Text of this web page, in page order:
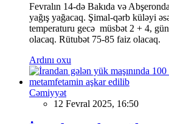
Fevralın 14-də Bakıda və
yağış yağacaq. Şimal-qərb küləyi
temperaturu gecə müsbət 2 + 4,
olacaq. Rütubət 75-85 faiz olacaq.
Ardını oxu
Cəmiyyət
12 Fevral 2025, 16:50